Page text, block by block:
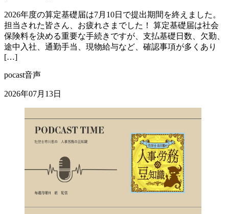
2026年度の算定基礎届は7月10日で提出期間を終えました。
担当された皆さん、お疲れさまでした！ 算定基礎届は社会
保険料を決める重要な手続きですが、支払基礎日数、欠勤、
途中入社、通勤手当、現物給与など、確認事項が多くあり
[…]
pocast音声
2026年07月13日